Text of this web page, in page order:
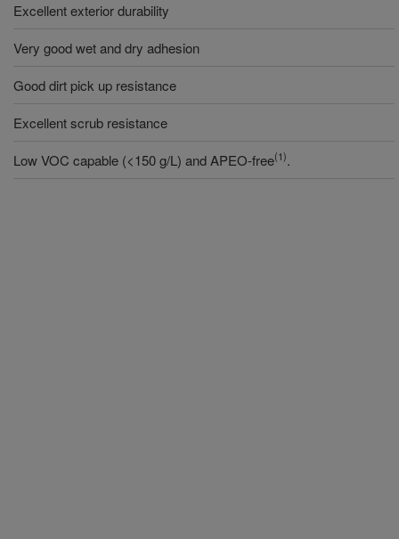
Excellent exterior durability
Very good wet and dry adhesion
Good dirt pick up resistance
Excellent scrub resistance
Low VOC capable (<150 g/L) and APEO-free(1).